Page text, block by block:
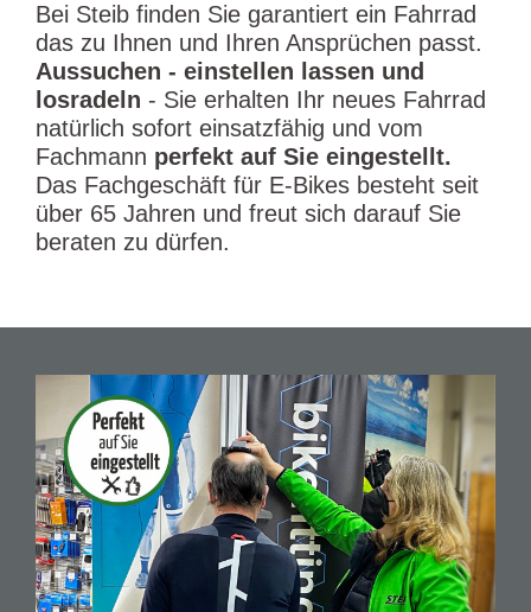
Bei Steib finden Sie garantiert ein Fahrrad
das zu Ihnen und Ihren Ansprüchen passt.
Aussuchen - einstellen lassen und
losradeln - Sie erhalten Ihr neues Fahrrad
natürlich sofort einsatzfähig und vom
Fachmann perfekt auf Sie eingestellt.
Das Fachgeschäft für E-Bikes besteht seit
über 65 Jahren und freut sich darauf Sie
beraten zu dürfen.